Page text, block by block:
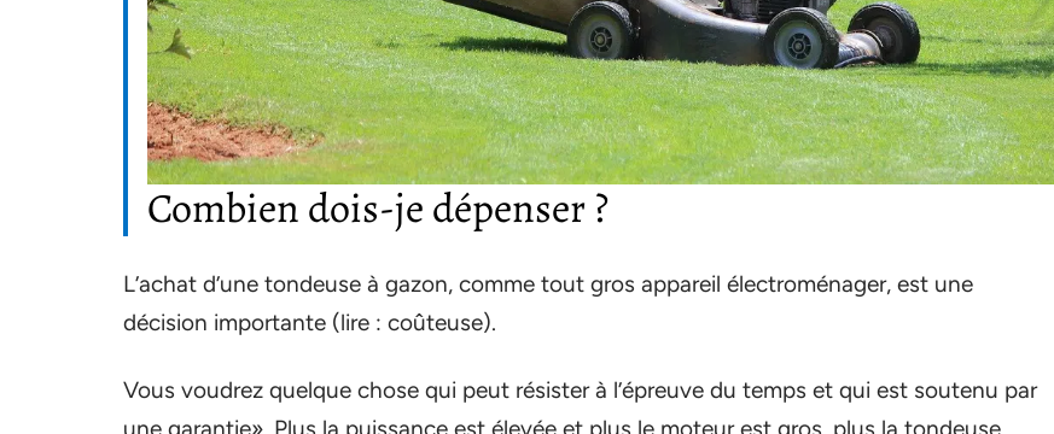
Combien dois-je dépenser ?
L’achat d’une tondeuse à gazon, comme tout gros appareil électroménager, est une
décision importante (lire : coûteuse).
Vous voudrez quelque chose qui peut résister à l’épreuve du temps et qui est soutenu par